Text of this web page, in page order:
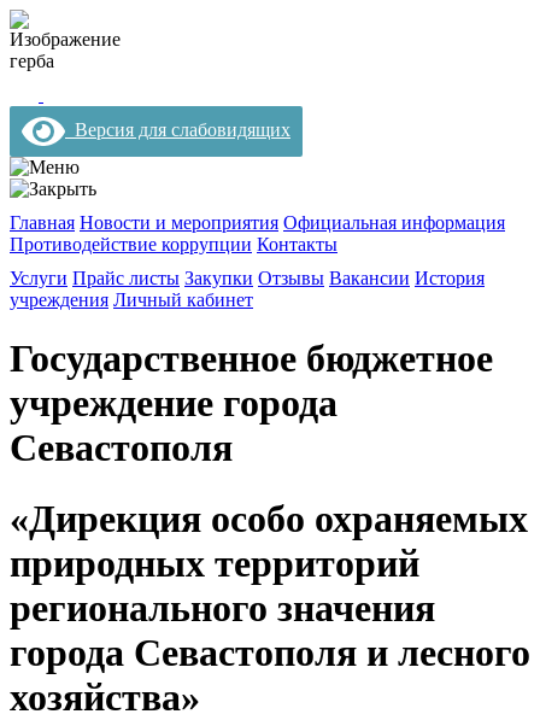
Версия для слабовидящих
Главная Новости и мероприятия Официальная информация
Противодействие коррупции Контакты
Услуги Прайс листы Закупки Отзывы Вакансии История
учреждения Личный кабинет
Государственное бюджетное
учреждение города
Севастополя
«Дирекция особо охраняемых
природных территорий
регионального значения
города Севастополя и лесного
хозяйства»